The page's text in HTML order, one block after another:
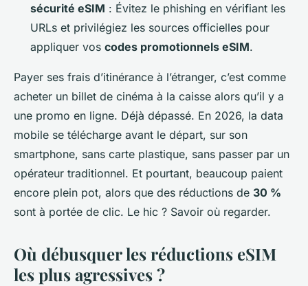
sécurité eSIM : Évitez le phishing en vérifiant les
URLs et privilégiez les sources officielles pour
appliquer vos codes promotionnels eSIM.
Payer ses frais d’itinérance à l’étranger, c’est comme
acheter un billet de cinéma à la caisse alors qu’il y a
une promo en ligne. Déjà dépassé. En 2026, la data
mobile se télécharge avant le départ, sur son
smartphone, sans carte plastique, sans passer par un
opérateur traditionnel. Et pourtant, beaucoup paient
encore plein pot, alors que des réductions de 30 %
sont à portée de clic. Le hic ? Savoir où regarder.
Où débusquer les réductions eSIM
les plus agressives ?